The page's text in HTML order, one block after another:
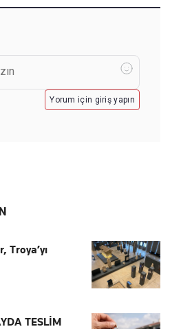
Yorum için giriş yapın
Troya’yı
TESLİM